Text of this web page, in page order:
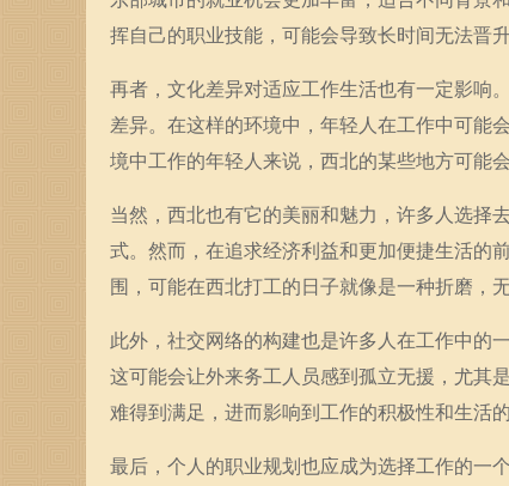
挥自己的职业技能，可能会导致长时间无法晋升
再者，文化差异对适应工作生活也有一定影响
差异。在这样的环境中，年轻人在工作中可能
境中工作的年轻人来说，西北的某些地方可能
当然，西北也有它的美丽和魅力，许多人选择
式。然而，在追求经济利益和更加便捷生活的
围，可能在西北打工的日子就像是一种折磨，
此外，社交网络的构建也是许多人在工作中的
这可能会让外来务工人员感到孤立无援，尤其
难得到满足，进而影响到工作的积极性和生活的
最后，个人的职业规划也应成为选择工作的一